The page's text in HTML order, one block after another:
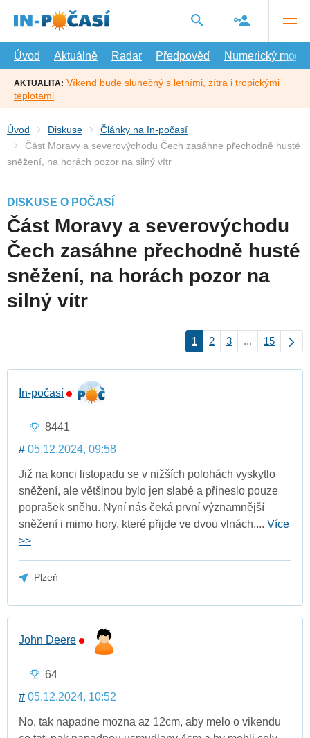
hlavní
Úvod
Aktuálně Radar Předpověď Numerický model
AKTUALITA: Víkend bude slunečný s letními, zítra i tropickými
teplotami
Úvod Diskuse
Články na In-počasí
Část Moravy a severovýchodu Čech zasáhne přechodně husté
sněžení, na horách pozor na silný vítr
DISKUSE O POČASÍ
Část Moravy a severovýchodu
Čech zasáhne přechodně husté
sněžení, na horách pozor na
silný vítr
1 2 3 ... 15
In-počasí
8441
# 05.12.2024, 09:58
Již na konci listopadu se v nižších polohách vyskytlo
sněžení, ale většinou bylo jen slabé a přineslo pouze
poprašek sněhu. Nyní nás čeká první významnější
sněžení i mimo hory, které přijde ve dvou vlnách.... Více
>>
Plzeň
John Deere
64
# 05.12.2024, 10:52
No, tak napadne mozna az 12cm, aby melo o vikendu